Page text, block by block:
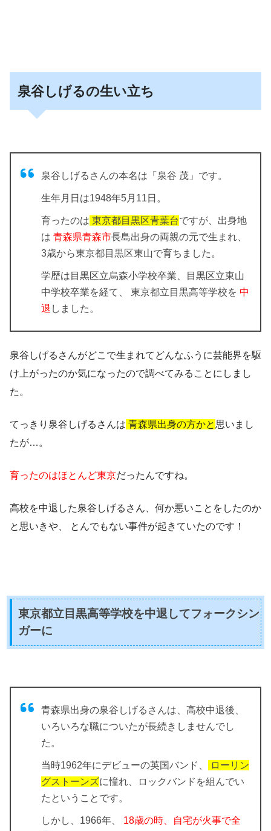
泉谷しげるの生い立ち
泉谷しげるさんの本名は「泉谷 茂」です。
生年月日は1948年5月11日。
育ったのは 東京都目黒区青葉台ですが、出身地
は 青森県青森市長島出身の両親の元で生まれ、
3歳から東京都目黒区東山で育ちました。
学歴は目黒区立烏森小学校卒業、目黒区立東山
中学校卒業を経て、 東京都立目黒高等学校を 中
退 しました。
泉谷しげるさんがどこで生まれてどんなふうに芸能界を駆
け上がったのか気になったので調べてみることにしまし
た。
てっきり泉谷しげるさんは 青森県出身の方かと 思いまし
たが…。
育ったのはほとんど東京だったんですね。
高校を中退した泉谷しげるさん、何か悪いことをしたのか
と思いきや、
とんでもない事件が起きていたのです！
東京都立目黒高等学校を中退してフォークシン
ガーに
青森県出身の泉谷しげるさんは、高校中退後、
いろいろな職についたが長続きしませんでし
た。
当時1962年にデビューの英国バンド、
ローリン
グストーンズに憧れ、ロックバンドを組んでい
たということです。
しかし、1966年、
18歳の時、自宅が火事で全